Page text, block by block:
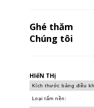
Ghé thăm
Chúng tôi
HIểN THị
Kích thước bảng điều
Loại tấm nền: